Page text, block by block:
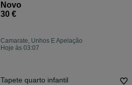
Novo
30 €
Camarate, Unhos E Apelação
Hoje às 03:07
Tapete quarto infantil